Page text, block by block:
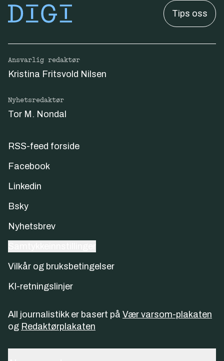
Tips oss
Ansvarlig redaktør
Kristina Fritsvold Nilsen
Nyhetsredaktør
Tor M. Nondal
RSS-feed forside
Facebook
Linkedin
Bsky
Nyhetsbrev
Vilkår og bruksbetingelser
KI-retningslinjer
All journalistikk er basert på Vær varsom-plakaten
og Redaktørplakaten